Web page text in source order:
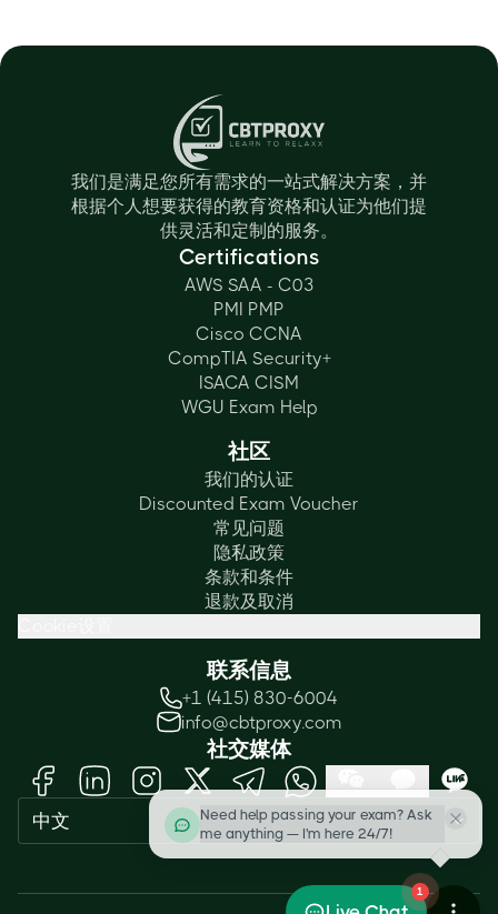
我们是满足您所有需求的一站式解决方案，并
根据个人想要获得的教育资格和认证为他们提
供灵活和定制的服务。
Certifications
AWS SAA - C03
PMI PMP
Cisco CCNA
CompTIA Security+
ISACA CISM
WGU Exam Help
社区
我们的认证
Discounted Exam Voucher
常见问题
隐私政策
条款和条件
退款及取消
联系信息
+1 (415) 830-6004
info@cbtproxy.com
社交媒体
中文
Need help passing your exam? Ask
me anything — I'm here 24/7!
1